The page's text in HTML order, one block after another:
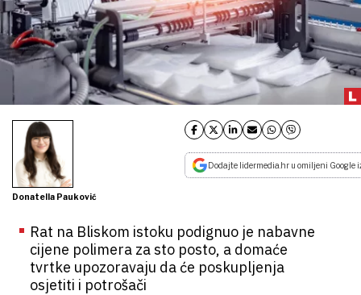
Donatella Pauković
Dodajte lidermedia.hr u omiljeni Google
Rat na Bliskom istoku podignuo je nabavne
cijene polimera za sto posto, a domaće
tvrtke upozoravaju da će poskupljenja
osjetiti i potrošači